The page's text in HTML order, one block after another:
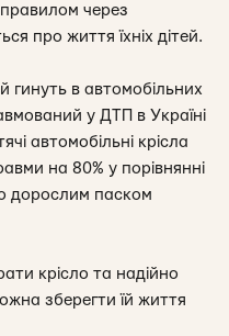
через
про життя їхніх дітей.
гинуть в автомобільних
у ДТП в Україні
автомобільні крісла
на 80% у порівнянні
дорослим паском
крісло та надійно
зберегти їй життя